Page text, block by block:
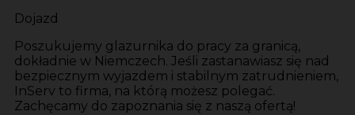
Dojazd
Poszukujemy glazurnika do pracy za granicą,
dokładnie w Niemczech. Jeśli zastanawiasz się nad
bezpiecznym wyjazdem i stabilnym zatrudnieniem,
InServ to firma, na którą możesz polegać.
Zachęcamy do zapoznania się z naszą ofertą!